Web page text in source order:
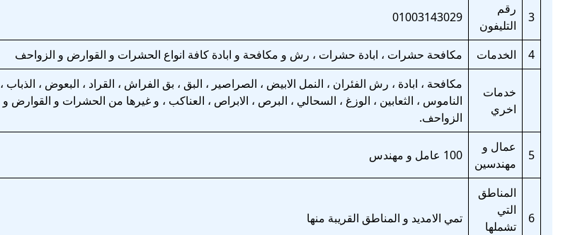
3
رقم
التليفون
01003143029
4 الخدمات مكافحة حشرات ، ابادة حشرات ، رش و مكافحة و ابادة كافة انواع الحشرات و القوارض و الزواحف
خدمات
اخري
مكافحة ، ابادة ، رش الفئران ، النمل الابيض ، الصراصير ، البق ، بق الفراش ، القراد ، البعوض ، الذباب ،
الناموس ، الثعابين ، الوزغ ، السحالي ، البرص ، الابراص ، العناكب ، و غيرها من الحشرات و القوارض و
الزواحف.
5
عمال و
مهندسين
100 عامل و مهندس
6
المناطق
التي
تشملها
تمي الامديد و المناطق القريبة منها